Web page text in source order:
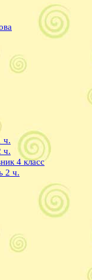
ч.
ч.
4 класс
2 ч.